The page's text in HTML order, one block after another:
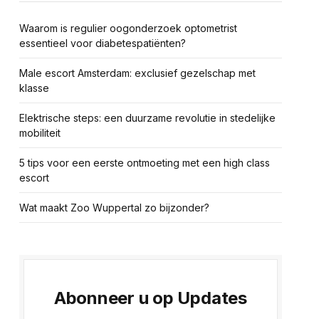
Waarom is regulier oogonderzoek optometrist
essentieel voor diabetespatiënten?
Male escort Amsterdam: exclusief gezelschap met
klasse
Elektrische steps: een duurzame revolutie in stedelijke
mobiliteit
5 tips voor een eerste ontmoeting met een high class
escort
Wat maakt Zoo Wuppertal zo bijzonder?
Abonneer u op Updates